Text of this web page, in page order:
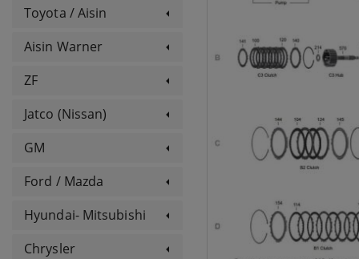
Toyota / Aisin
Aisin Warner
ZF
Jatco (Nissan)
GM
Ford / Mazda
Hyundai- Mitsubishi
Chrysler